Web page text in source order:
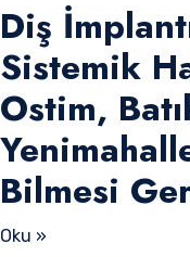
Diş
Sistemik
Ostim,
Bilmesi
Oku »